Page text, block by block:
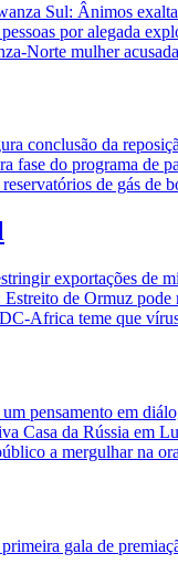
Sul: Ânimos
por alegada
Norte mulher
conclusão da
fase do programa de
de gás de
exportações de
de Ormuz pode
Africa teme que
pensamento em
Casa da Rússia em
a mergulhar na
gala de